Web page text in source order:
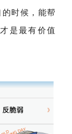
时候，能帮
是最有价值